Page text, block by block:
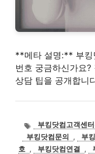
**메타 설명:** 부킹
번호 궁금하신가요
상담 팁을 공개합니
태
그
부킹닷컴고객센
부킹닷컴문의
, 부
호
, 부킹닷컴연결 ,